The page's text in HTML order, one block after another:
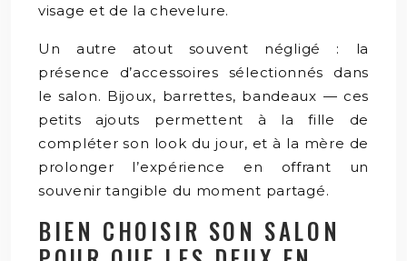
visage et de la chevelure.
Un autre atout souvent négligé : la
présence d’accessoires sélectionnés dans
le salon. Bijoux, barrettes, bandeaux — ces
petits ajouts permettent à la fille de
compléter son look du jour, et à la mère de
prolonger l’expérience en offrant un
souvenir tangible du moment partagé.
BIEN CHOISIR SON SALON